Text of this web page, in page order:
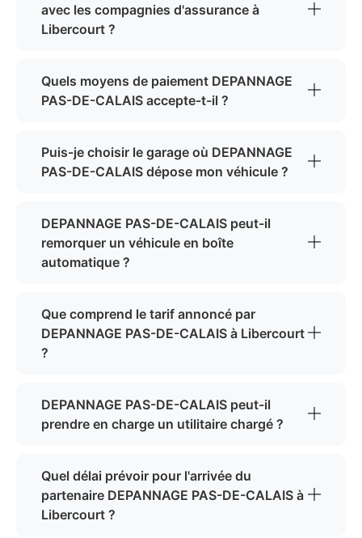
avec les compagnies d'assurance à
Libercourt ?
Quels moyens de paiement DEPANNAGE
PAS-DE-CALAIS accepte-t-il ?
Puis-je choisir le garage où DEPANNAGE
PAS-DE-CALAIS dépose mon véhicule ?
DEPANNAGE PAS-DE-CALAIS peut-il
remorquer un véhicule en boîte
automatique ?
Que comprend le tarif annoncé par
DEPANNAGE PAS-DE-CALAIS à Libercourt
?
DEPANNAGE PAS-DE-CALAIS peut-il
prendre en charge un utilitaire chargé ?
Quel délai prévoir pour l'arrivée du
partenaire DEPANNAGE PAS-DE-CALAIS à
Libercourt ?